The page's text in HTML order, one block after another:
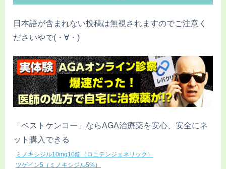
日本語が含まれない投稿は無視されますのでご注意く
ださいやで(・∀・)
「ベストケンコー」ならAGA治療薬を安心、安全にネ
ット購入できる
ミノキシジル10mg10錠（ロニテンジェネリック）
ツゲイン5（ミノキシジル5%）